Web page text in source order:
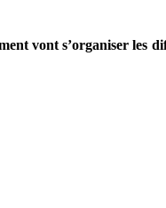
vont s’organiser les